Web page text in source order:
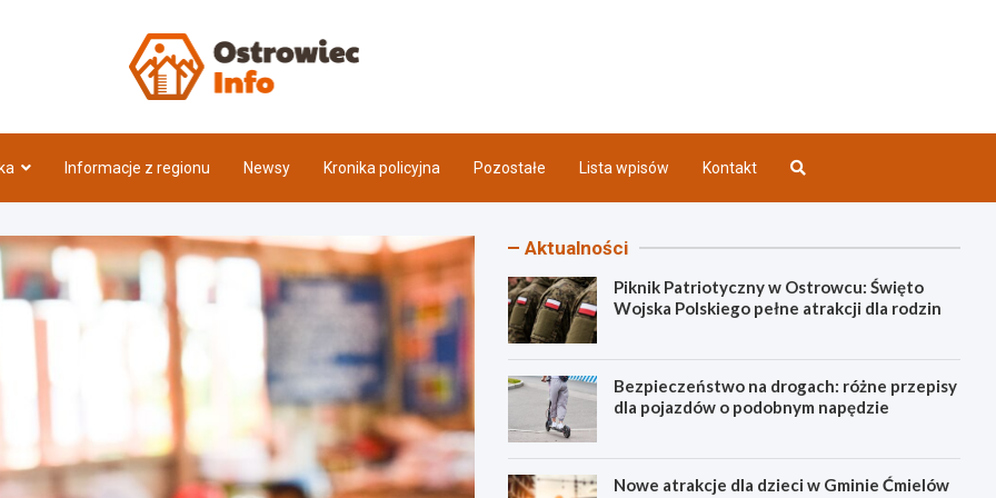
Informacje z regionu Newsy Kronika policyjna Pozostałe Lista wpisów Kontakt
Aktualności
Piknik Patriotyczny w Ostrowcu: Święto
Wojska Polskiego pełne atrakcji dla rodzin
Bezpieczeństwo na drogach: różne przepisy
dla pojazdów o podobnym napędzie
Nowe atrakcje dla dzieci w Gminie Ćmielów